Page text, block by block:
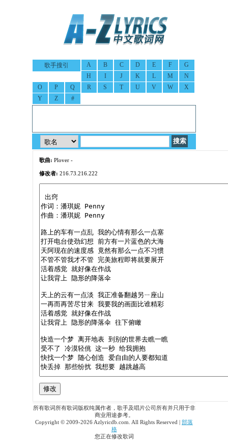
歌手搜引 A B C D E F
G
H
I J K L M
N
O
P Q R S T U V W
X
Y
Z #
歌曲: Plover -
修改者: 216.73.216.222
所有歌词所有歌词版权纯属作者，歌手及唱片公司所有并只用于非
商业用途参考。
Copyright © 2009-2026 Azlyricdb.com. All Rights Reserved | 部落
格
您正在修改歌词